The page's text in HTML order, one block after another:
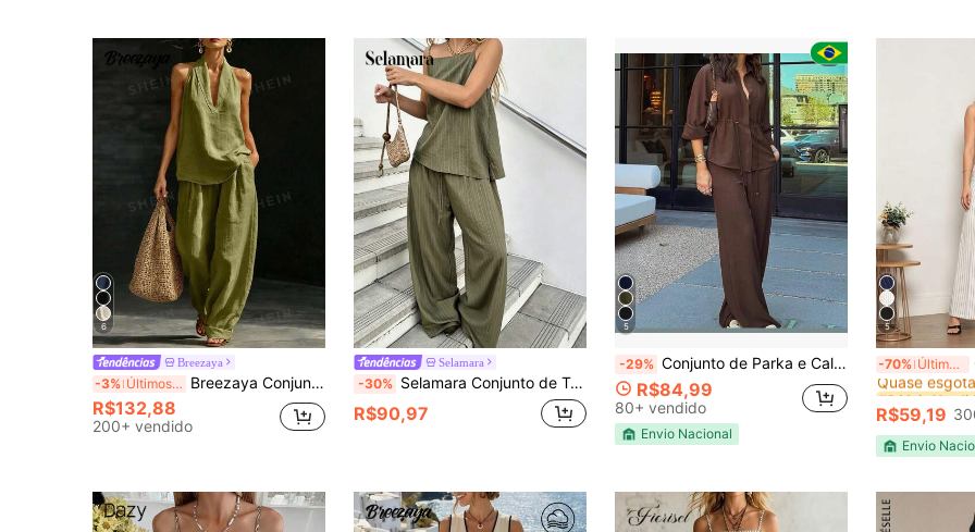
6
Breezaya
-3% Últimos 3 dias Breezaya Conjunto Feminino Casual Estilo Urbano com Top Sem Mangas Decote em V de Linho Branco e Calça Pantalona
R$132,88
200+ vendido
Selamara
-30% Selamara Conjunto de Top e Calça Casual de Estilo de Férias para Mulheres
R$90,97
5
-29% Conjunto de Parka e Calça Reta em Viscose Elegante
R$84,99
80+ vendido
Envio Nacional
5
-70% Últimos 3 dias
#2 Mais
Quase
#2 Mais
Quase
#2 Mais
Quase
#2 Mais
Quase
R$59,19
Envio